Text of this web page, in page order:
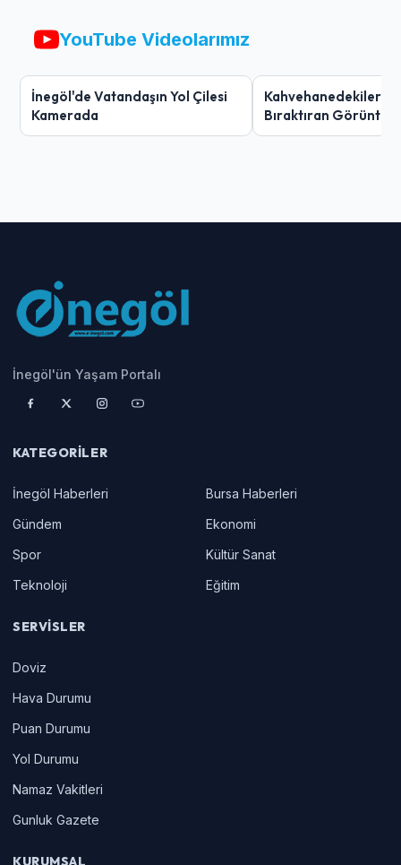
YouTube Videolarımız
İnegöl'de Vatandaşın Yol Çilesi
Kamerada
Kahvehanedekiler
Bıraktıran Görüntü!
İnegöl'ün Yaşam Portalı
KATEGORILER
İnegöl Haberleri
Bursa Haberleri
Gündem
Ekonomi
Spor
Kültür Sanat
Teknoloji
Eğitim
SERVISLER
Doviz
Hava Durumu
Puan Durumu
Yol Durumu
Namaz Vakitleri
Gunluk Gazete
KURUMSAL